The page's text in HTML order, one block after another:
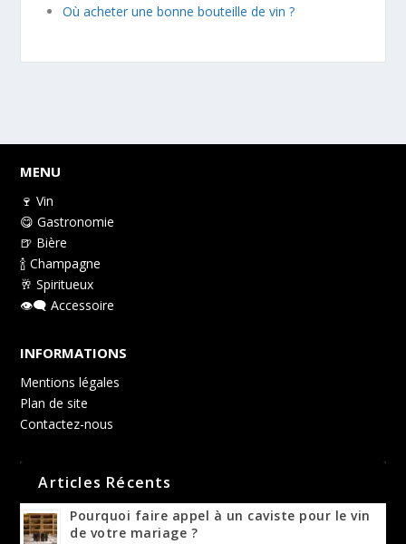
Où acheter une bonne bouteille de vin ?
MENU
🍷 Vin
😋 Gastronomie
🍺 Bière
🍾 Champagne
🥂 Spiritueux
👁️‍🗨️ Accessoire
INFORMATIONS
Mentions légales
Plan de site
Contactez-nous
Articles Récents
Pourquoi faire appel à un caviste pour le vin
de votre mariage ?